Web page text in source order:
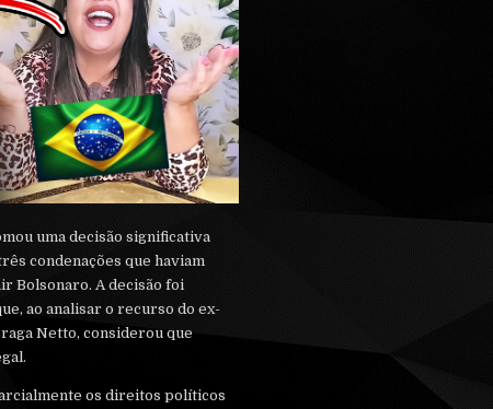
uma decisão significativa
condenações que haviam
Bolsonaro. A decisão foi
ao analisar o recurso do ex-
Netto, considerou que
os direitos políticos